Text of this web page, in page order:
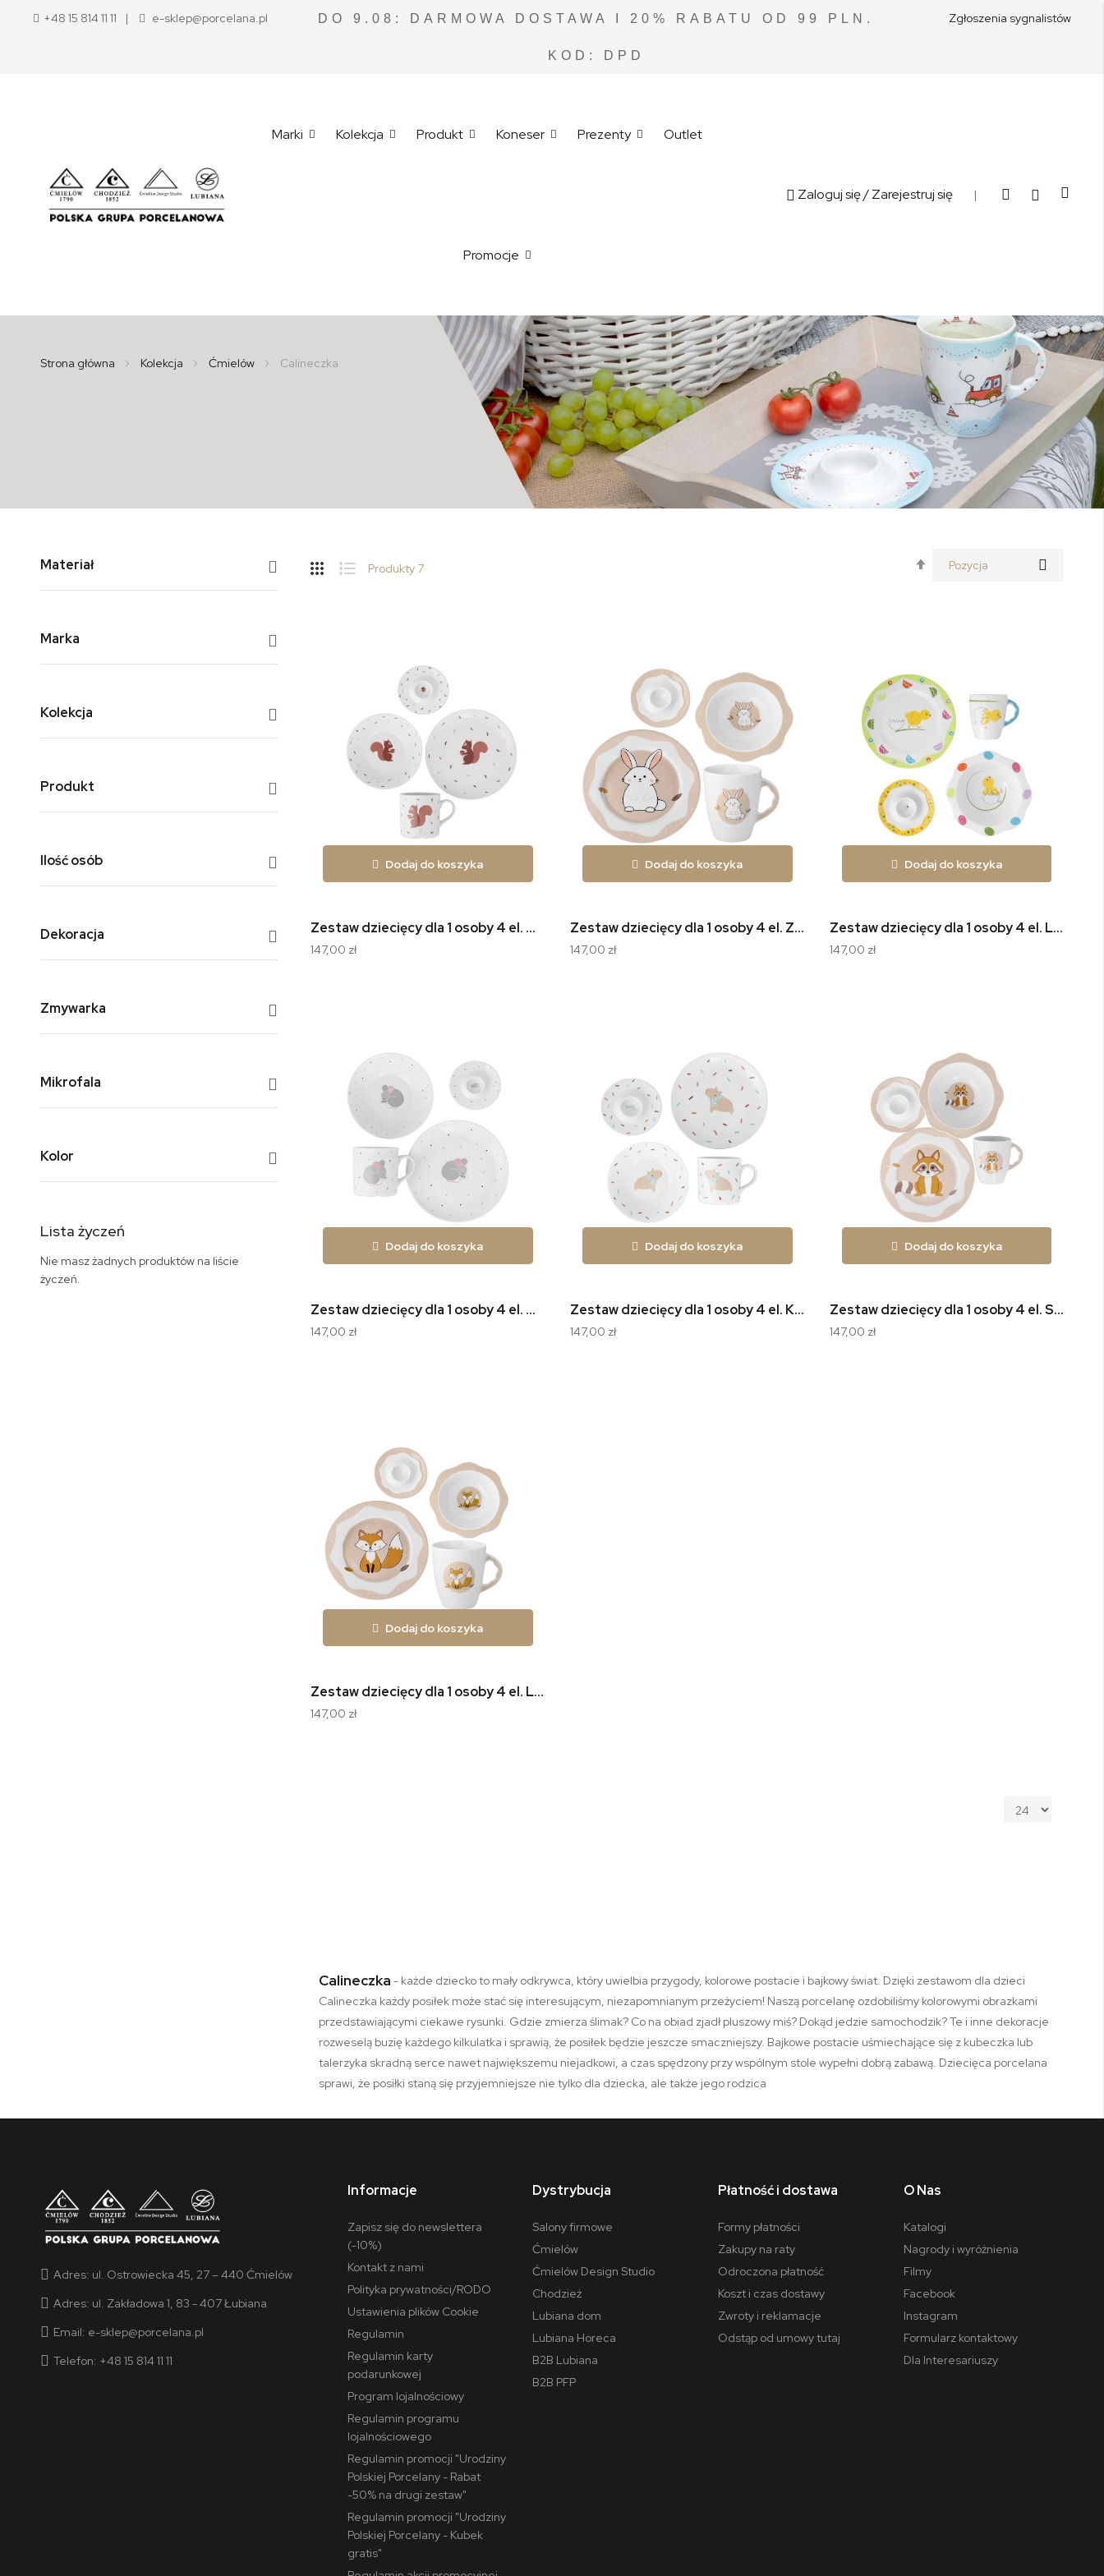
+48 15 814 11 11 e-sklep@porcelana.pl DO 9.08: DARMOWA DOSTAWA I 20% RABATU OD 99 PLN.
KOD: DPD
Zgłoszenia sygnalistów
Marki Kolekcja Produkt Koneser Prezenty Outlet
Promocje
Zaloguj się/ Zarejestruj się |
Strona główna Kolekcja Ćmielów Calineczka
Materiał
Marka
Kolekcja
Produkt
Ilość osób
Dekoracja
Zmywarka
Mikrofala
Kolor
Lista życzeń
Nie masz żadnych produktów na liście
życzeń.
SidebarProdukty 7 Ustaw
Dodaj do koszyka
Zestaw dziecięcy dla 1 osoby 4 el. Wiewiórka W050
147,00 zł
Dodaj do koszyka
Zestaw dziecięcy dla 1 osoby 4 el. Zajączek W046
147,00 zł
Dodaj do koszyka
Zestaw dziecięcy dla 1 osoby 4 el. Little Bird 9489
147,00 zł
Dodaj do koszyka
Zestaw dziecięcy dla 1 osoby 4 el. Myszka W051
147,00 zł
Dodaj do koszyka
Zestaw dziecięcy dla 1 osoby 4 el. Kapibara W049
147,00 zł
Dodaj do koszyka
Zestaw dziecięcy dla 1 osoby 4 el. Szop W048
147,00 zł
Dodaj do koszyka
Zestaw dziecięcy dla 1 osoby 4 el. Lisek W047
147,00 zł
Calineczka- każde dziecko to mały odkrywca, który uwielbia przygody, kolorowe postacie i bajkowy świat. Dzięki zestawom dla dzieci
Calineczka każdy posiłek może stać się interesującym, niezapomnianym przeżyciem! Naszą porcelanę ozdobiliśmy kolorowymi obrazkami
przedstawiającymi ciekawe rysunki. Gdzie zmierza ślimak? Co na obiad zjadł pluszowy miś? Dokąd jedzie samochodzik? Te i inne dekoracje
rozweselą buzię każdego kilkulatka i sprawią, że posiłek będzie jeszcze smaczniejszy. Bajkowe postacie uśmiechające się z kubeczka lub
talerzyka skradną serce nawet największemu niejadkowi, a czas spędzony przy wspólnym stole wypełni dobrą zabawą. Dziecięca porcelana
sprawi, że posiłki staną się przyjemniejsze nie tylko dla dziecka, ale także jego rodzica
Adres: ul. Ostrowiecka 45, 27 – 440 Ćmielów
Adres: ul. Zakładowa 1, 83 - 407 Łubiana
Email: e-sklep@porcelana.pl
Telefon: +48 15 814 11 11
Informacje
Zapisz się do newslettera
(-10%)
Kontakt z nami
Polityka prywatności/RODO
Ustawienia plików Cookie
Regulamin
Regulamin karty
podarunkowej
Program lojalnościowy
Regulamin programu
lojalnościowego
Regulamin promocji "Urodziny
Polskiej Porcelany - Rabat
-50% na drugi zestaw"
Regulamin promocji "Urodziny
Polskiej Porcelany - Kubek
gratis"
Dystrybucja
Salony firmowe
Ćmielów
Ćmielów Design Studio
Chodzież
Lubiana dom
Lubiana Horeca
B2B Lubiana
B2B PFP
Płatność i dostawa
Formy płatności
Zakupy na raty
Odroczona płatność
Koszt i czas dostawy
Zwroty i reklamacje
Odstąp od umowy tutaj
O Nas
Katalogi
Nagrody i wyróżnienia
Filmy
Facebook
Instagram
Formularz kontaktowy
Dla Interesariuszy